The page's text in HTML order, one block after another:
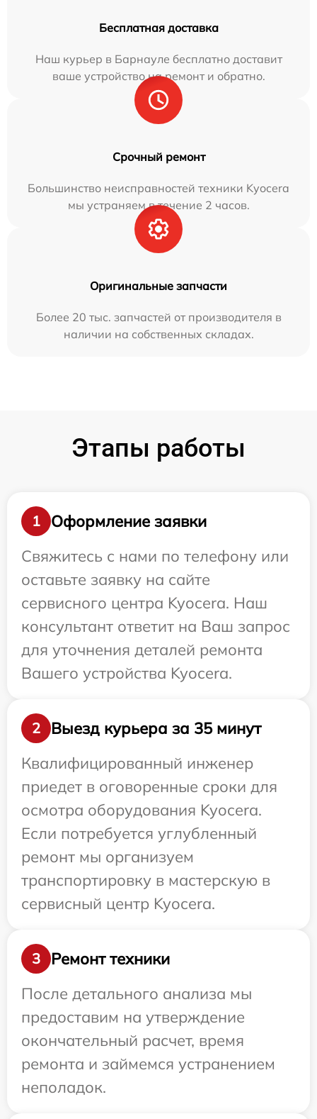
Бесплатная доставка
Наш курьер в Барнауле бесплатно доставит
ваше устройство на ремонт и обратно.
Срочный ремонт
Большинство неисправностей техники Kyocera
мы устраняем в течение 2 часов.
Оригинальные запчасти
Более 20 тыс. запчастей от производителя в
наличии на собственных складах.
Этапы работы
1
Оформление заявки
Свяжитесь с нами по телефону или
оставьте заявку на сайте
сервисного центра Kyocera. Наш
консультант ответит на Ваш запрос
для уточнения деталей ремонта
Вашего устройства Kyocera.
2
Выезд курьера за 35 минут
Квалифицированный инженер
приедет в оговоренные сроки для
осмотра оборудования Kyocera.
Если потребуется углубленный
ремонт мы организуем
транспортировку в мастерскую в
сервисный центр Kyocera.
3
Ремонт техники
После детального анализа мы
предоставим на утверждение
окончательный расчет, время
ремонта и займемся устранением
неполадок.